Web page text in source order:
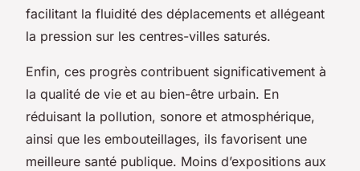
facilitant la fluidité des déplacements et allégeant
la pression sur les centres-villes saturés.
Enfin, ces progrès contribuent significativement à
la qualité de vie et au bien-être urbain. En
réduisant la pollution, sonore et atmosphérique,
ainsi que les embouteillages, ils favorisent une
meilleure santé publique. Moins d’expositions aux